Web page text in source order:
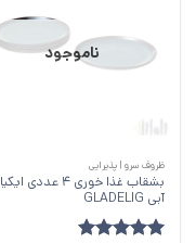
ناموجود
ظروف سرو | پذیرایی
بشقاب غذا خوری 4 عددی ایکیا
آبی GLADELIG